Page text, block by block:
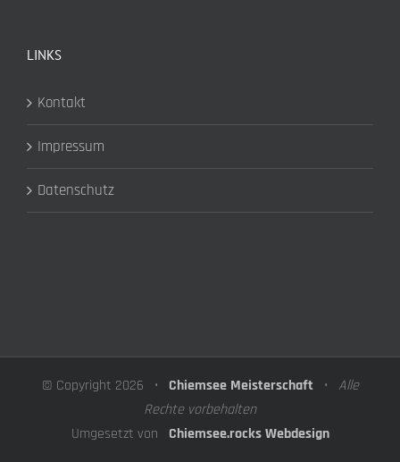
LINKS
Kontakt
Impressum
Datenschutz
© Copyright 2026 • Chiemsee Meisterschaft• Alle
Rechte vorbehalten
Umgesetzt von Chiemsee.rocks Webdesign